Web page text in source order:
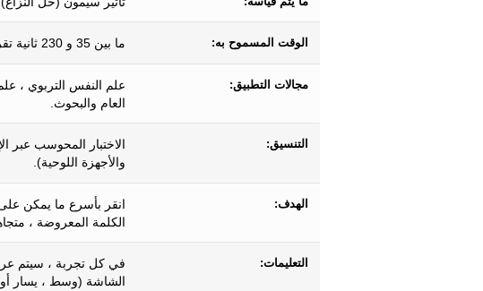
الوقت المسموح به: ما بين 35 و 230 ثانية تقريبًا.
مجالات التطبيق:
علم النفس التربوي ،
العام والبحوث.
التنسيق:
الاختبار المحوسب عبر
والأجهزة اللوحية).
الهدف:
انقر بأسرع ما يمكن
الكلمة المعروضة ،
التعليمات:
في كل تجربة ، سيتم
الشاشة (وسط ، يسار